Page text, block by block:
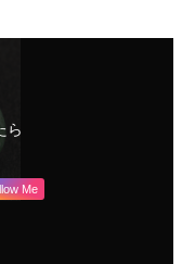
ら
Me